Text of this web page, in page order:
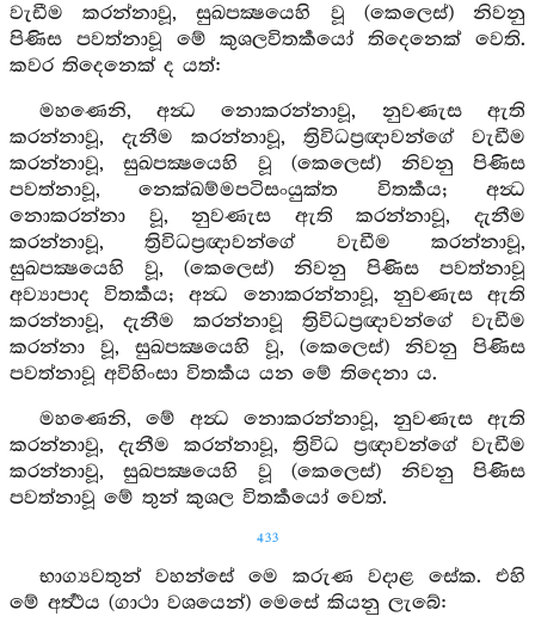
වැඩීම කරන්නාවූ, සුඛපක්‍ෂයෙහි වූ (කෙලෙස්) නිවනු
පිණිස පවත්නාවූ මේ කුශලවිතර්‍කයෝ තිදෙනෙක් වෙති.
කවර තිදෙනෙක් ද යත්:
මහණෙනි, අන්‍ධ නොකරන්නාවූ, නුවණැස ඇති
කරන්නාවූ, දැනීම කරන්නාවූ, ත්‍රිවිධප්‍රඥාවන්ගේ වැඩීම
කරන්නාවූ, සුඛපක්‍ෂයෙහි වූ (කෙලෙස්) නිවනු පිණිස
පවත්නාවූ, නෙක්ඛම්මපටිසංයුක්ත විතර්‍කය; අන්‍ධ
නොකරන්නා වූ, නුවණැස ඇති කරන්නාවූ, දැනීම
කරන්නාවූ, ත්‍රිවිධප්‍රඥාවන්ගේ වැඩීම කරන්නාවූ,
සුඛපක්‍ෂයෙහි වූ, (කෙලෙස්) නිවනු පිණිස පවත්නාවූ
අව්‍යාපාද විතර්‍කය; අන්‍ධ නොකරන්නාවූ, නුවණැස ඇති
කරන්නාවූ, දැනීම කරන්නාවූ ත්‍රිවිධප්‍රඥාවන්ගේ වැඩීම
කරන්නා වූ, සුඛපක්‍ෂයෙහි වූ, (කෙලෙස්) නිවනු පිණිස
පවත්නාවූ අවිහිංසා විතර්‍කය යන මේ තිදෙනා ය.
මහණෙනි, මේ අන්‍ධ නොකරන්නාවූ, නුවණැස ඇති
කරන්නාවූ, දැනීම කරන්නාවූ, ත්‍රිවිධ ප්‍රඥාවන්ගේ වැඩීම
කරන්නාවූ, සුඛපක්‍ෂයෙහි වූ (කෙලෙස්) නිවනු පිණිස
පවත්නාවූ මේ තුන් කුශල විතර්‍කයෝ වෙත්.
433
භාග්‍යවතුන් වහන්සේ මෙ කරුණ වදාළ සේක. එහි
මේ අර්‍ත්‍ථය (ගාථා වශයෙන්) මෙසේ කියනු ලැබේ: